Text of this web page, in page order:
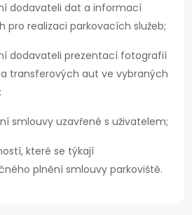
dodavateli dat a informací
pro realizaci parkovacích služeb;
dodavateli prezentací fotografií
transferových aut ve vybraných
smlouvy uzavřené s uživatelem;
které se týkají
plnění smlouvy parkoviště.